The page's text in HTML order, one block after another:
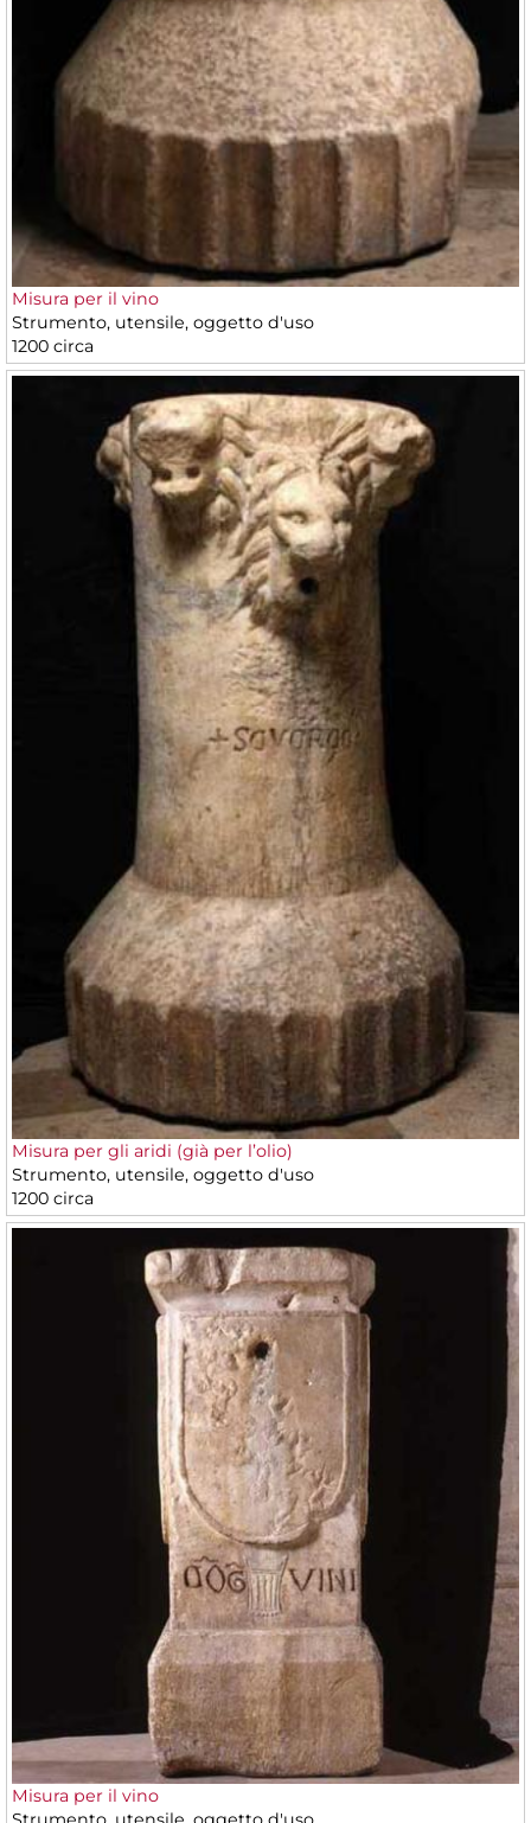
Misura per il vino
Strumento, utensile, oggetto d'uso
1200 circa
Misura per gli aridi (già per l’olio)
Strumento, utensile, oggetto d'uso
1200 circa
Misura per il vino